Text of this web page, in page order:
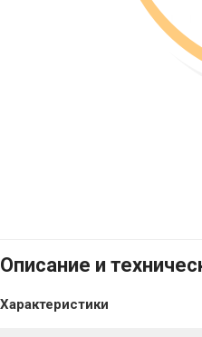
Описание и
Характеристики